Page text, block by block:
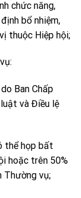
chức năng,
bổ nhiệm,
thuộc Hiệp hội;
Ban Chấp
luật và Điều lệ
thể họp bất
hoặc trên 50%
Thường vụ;